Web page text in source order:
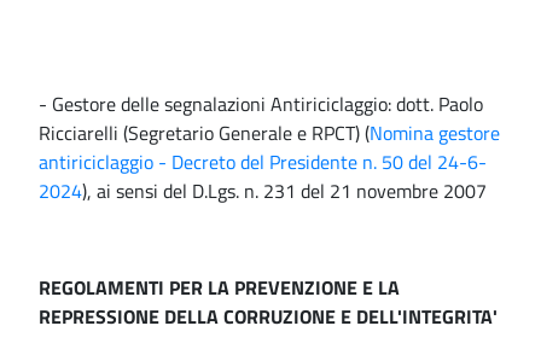
- Gestore delle segnalazioni Antiriciclaggio: dott. Paolo
Ricciarelli (Segretario Generale e RPCT) (Nomina gestore
antiriciclaggio - Decreto del Presidente n. 50 del 24-6-
2024), ai sensi del D.Lgs. n. 231 del 21 novembre 2007
REGOLAMENTI PER LA PREVENZIONE E LA
REPRESSIONE DELLA CORRUZIONE E DELL'INTEGRITA'